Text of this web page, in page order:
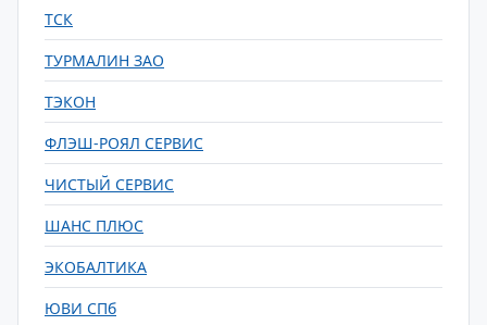
ТСК
ТУРМАЛИН ЗАО
ТЭКОН
ФЛЭШ-РОЯЛ СЕРВИС
ЧИСТЫЙ СЕРВИС
ШАНС ПЛЮС
ЭКОБАЛТИКА
ЮВИ СПб